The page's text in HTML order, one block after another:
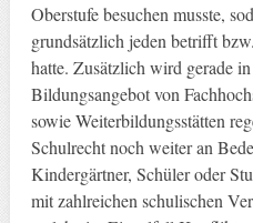
Oberstufe besuchen musste,
grundsätzlich jeden betrifft
hatte. Zusätzlich wird gerade
Bildungsangebot von
sowie Weiterbildungsstätten
Schulrecht noch weiter an
Kindergärtner, Schüler oder
mit zahlreichen schulischen